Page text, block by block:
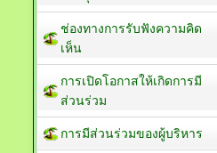
ช่องทางการรับฟังความคิด
เห็น
การเปิดโอกาสให้เกิดการมี
ส่วนร่วม
การมีส่วนร่วมของผู้บริหาร